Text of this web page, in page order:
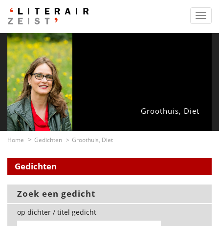
Groothuis, Diet
Home Gedichten Groothuis, Diet
Gedichten
Zoek een gedicht
op dichter / titel gedicht